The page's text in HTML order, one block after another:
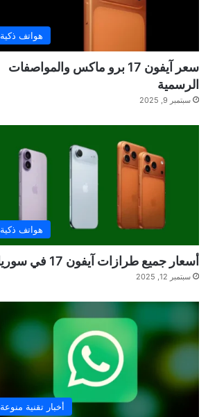
هواتف ذكية
سعر آيفون 17 برو ماكس والمواصفات
الرسمية
سبتمبر 9, 2025
هواتف ذكية
أسعار جميع طرازات آيفون 17 في سوريا
سبتمبر 12, 2025
أخبار تقنية منوعة